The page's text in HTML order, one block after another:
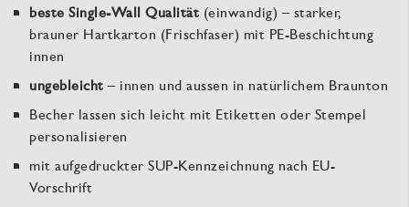
beste Single-Wall Qualität (einwandig) – starker,
brauner Hartkarton (Frischfaser) mit PE-Beschichtung
innen
ungebleicht– innen und aussen in natürlichem Braunton
Becher lassen sich leicht mit Etiketten oder Stempel
personalisieren
mit aufgedruckter SUP-Kennzeichnung nach EU-
Vorschrift